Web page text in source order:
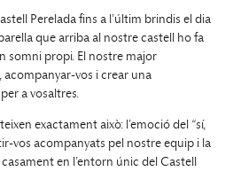
Perelada fins a l’últim brindis el dia
que arriba al nostre castell ho fa
somni propi. El nostre major
vos i crear una
a vosaltres.
exactament això: l’emoció del “sí,
vos acompanyats pel nostre equip i la
en l’entorn únic del Castell